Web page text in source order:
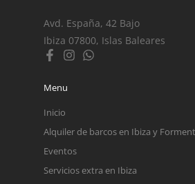
Avd. España, 42 Bajo
Ibiza 07800, Islas Baleares
Menu
Inicio
Alquiler de barcos en Ibiza y
Eventos
Servicios extra en Ibiza